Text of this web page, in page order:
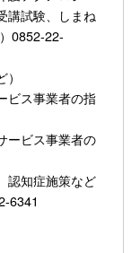
講試験、しまね
0852-22-
ビス事業者の指
ービス事業者の
認知症施策など
6341